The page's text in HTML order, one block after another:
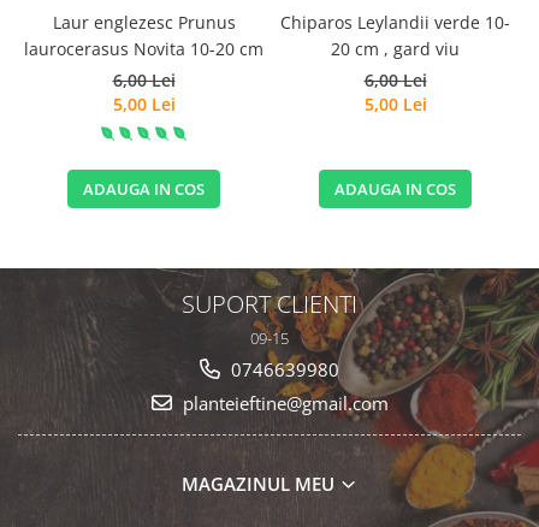
Laur englezesc Prunus
laurocerasus Novita 10-20 cm
6,00 Lei
5,00 Lei
ADAUGA IN COS
Chiparos Leylandii verde 10-
20 cm , gard viu
6,00 Lei
5,00 Lei
ADAUGA IN COS
SUPORT CLIENTI
09-15
0746639980
planteieftine@gmail.com
MAGAZINUL MEU